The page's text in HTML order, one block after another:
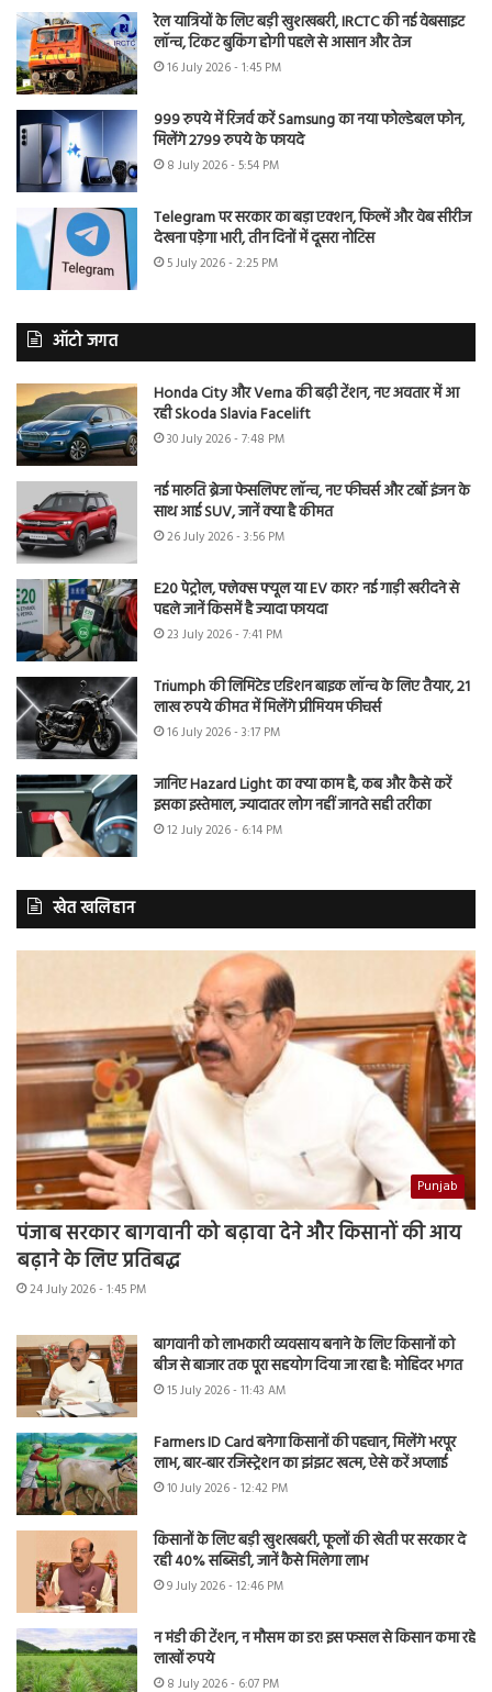
रेल यात्रियों के लिए बड़ी खुशखबरी, IRCTC की नई वेबसाइट
लॉन्च, टिकट बुकिंग होगी पहले से आसान और तेज
16 July 2026 - 1:45 PM
999 रुपये में रिजर्व करें Samsung का नया फोल्डेबल फोन,
मिलेंगे 2799 रुपये के फायदे
8 July 2026 - 5:54 PM
Telegram पर सरकार का बड़ा एक्शन, फिल्में और वेब सीरीज
देखना पड़ेगा भारी, तीन दिनों में दूसरा नोटिस
5 July 2026 - 2:25 PM
ऑटो जगत
Honda City और Verna की बढ़ी टेंशन, नए अवतार में आ
रही Skoda Slavia Facelift
30 July 2026 - 7:48 PM
नई मारुति ब्रेजा फेसलिफ्ट लॉन्च, नए फीचर्स और टर्बो इंजन के
साथ आई SUV, जानें क्या है कीमत
26 July 2026 - 3:56 PM
E20 पेट्रोल, फ्लेक्स फ्यूल या EV कार? नई गाड़ी खरीदने से
पहले जानें किसमें है ज्यादा फायदा
23 July 2026 - 7:41 PM
Triumph की लिमिटेड एडिशन बाइक लॉन्च के लिए तैयार, 21
लाख रुपये कीमत में मिलेंगे प्रीमियम फीचर्स
16 July 2026 - 3:17 PM
जानिए Hazard Light का क्या काम है, कब और कैसे करें
इसका इस्तेमाल, ज्यादातर लोग नहीं जानते सही तरीका
12 July 2026 - 6:14 PM
खेत खलिहान
Punjab
पंजाब सरकार बागवानी को बढ़ावा देने और किसानों की आय
बढ़ाने के लिए प्रतिबद्ध
24 July 2026 - 1:45 PM
बागवानी को लाभकारी व्यवसाय बनाने के लिए किसानों को
बीज से बाजार तक पूरा सहयोग दिया जा रहा है: मोहिंदर भगत
15 July 2026 - 11:43 AM
Farmers ID Card बनेगा किसानों की पहचान, मिलेंगे भरपूर
लाभ, बार-बार रजिस्ट्रेशन का झंझट खत्म, ऐसे करें अप्लाई
10 July 2026 - 12:42 PM
किसानों के लिए बड़ी खुशखबरी, फूलों की खेती पर सरकार दे
रही 40% सब्सिडी, जानें कैसे मिलेगा लाभ
9 July 2026 - 12:46 PM
न मंडी की टेंशन, न मौसम का डर! इस फसल से किसान कमा रहे
लाखों रुपये
8 July 2026 - 6:07 PM